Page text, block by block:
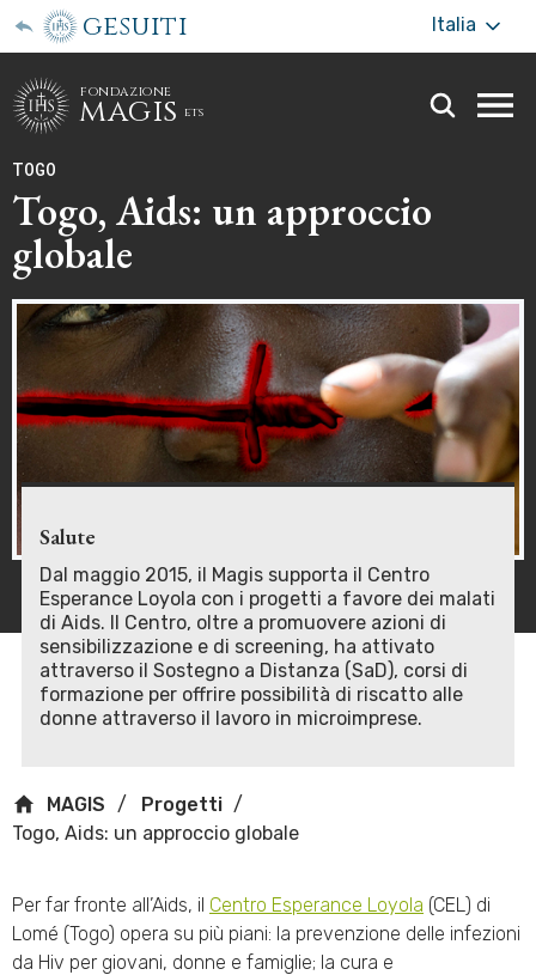
gesuiti Italia
fondazione
magis ets
TOGO
Togo, Aids: un approccio
globale
Salute
Dal maggio 2015, il Magis supporta il Centro
Esperance Loyola con i progetti a favore dei malati
di Aids. Il Centro, oltre a promuovere azioni di
sensibilizzazione e di screening, ha attivato
attraverso il Sostegno a Distanza (SaD), corsi di
formazione per offrire possibilità di riscatto alle
donne attraverso il lavoro in microimprese.
MAGIS
Progetti
Togo, Aids: un approccio globale
Per far fronte all’Aids, il Centro Esperance Loyola (CEL) di
Lomé (Togo) opera su più piani: la prevenzione delle infezioni
da Hiv per giovani, donne e famiglie; la cura e